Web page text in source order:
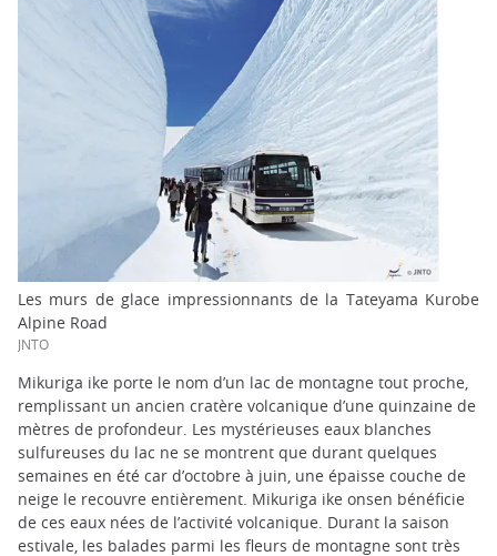
Les murs de glace impressionnants de la Tateyama Kurobe
Alpine Road
JNTO
Mikuriga ike porte le nom d’un lac de montagne tout proche,
remplissant un ancien cratère volcanique d’une quinzaine de
mètres de profondeur. Les mystérieuses eaux blanches
sulfureuses du lac ne se montrent que durant quelques
semaines en été car d’octobre à juin, une épaisse couche de
neige le recouvre entièrement. Mikuriga ike onsen bénéficie
de ces eaux nées de l’activité volcanique. Durant la saison
estivale, les balades parmi les fleurs de montagne sont très